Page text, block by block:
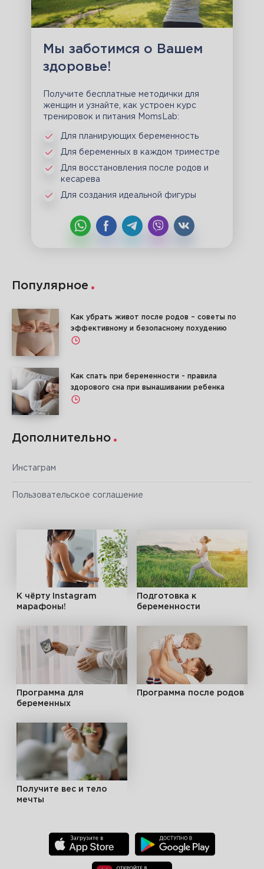
Мы заботимся о Вашем
здоровье!
Получите бесплатные методички для
женщин и узнайте, как устроен курс
тренировок и питания MomsLab:
Для планирующих беременность
Для беременных в каждом триместре
Для восстановления после родов и
кесарева
Для создания идеальной фигуры
Популярное
Как убрать живот после родов – советы по
эффективному и безопасному похудению
Как спать при беременности - правила
здорового сна при вынашивании ребенка
Дополнительно
Инстаграм
Пользовательское соглашение
К чёрту Instagram
марафоны!
Подготовка к
беременности
Программа для
беременных
Программа после родов
Получите вес и тело
мечты